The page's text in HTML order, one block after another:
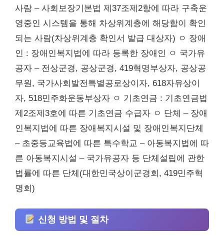
사람 – 사회보장기본법 제37조제2항에 따라 구축운
영중인 시스템을 통해 차상위계층에 해당함이 확인
되는 사람(차상위계층 확인서 발급 대상자) ㅇ 장애
인 : 장애인복지법에 따라 등록한 장애인 ㅇ 국가유
공자 – 전상군경, 공상군경, 419혁명부상자, 공상공
무원, 국가사회발전특별공로상이자, 618자유상이
자, 518민주화운동부상자 ㅇ 기초연금 : 기초연금법
제2조제3호에 따른 기초연금 수급자 ㅇ 단체 – 장애
인복지법에 따른 장애복지시설 및 장애인복지단체
– 초중등교육법에 따른 특수학교 – 아동복지법에 따
른 아동복지시설 – 국가유공자 등 단체설립에 관한
법률에 따른 단체(대한민국상이군경회, 419민주혁
명회)
신청 방법 및 절차